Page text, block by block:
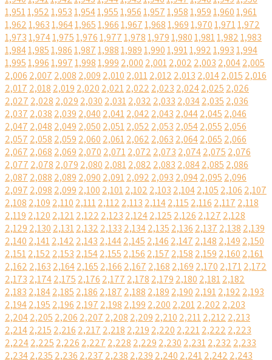
1,9511,9521,9531,9541,9551,9561,9571,9581,9591,9601,961
1,9621,9631,9641,9651,9661,9671,9681,9691,9701,9711,972
1,9731,9741,9751,9761,9771,9781,9791,9801,9811,9821,983
1,9841,9851,9861,9871,9881,9891,9901,9911,9921,9931,994
1,9951,9961,9971,9981,999 2,000 2,0012,002 2,003 2,0042,005
2,006 2,007 2,008 2,009 2,010 2,0112,012 2,013 2,0142,015 2,016
2,017 2,018 2,019 2,020 2,0212,022 2,023 2,0242,025 2,026
2,027 2,028 2,029 2,030 2,0312,032 2,033 2,0342,035 2,036
2,037 2,038 2,039 2,040 2,0412,042 2,043 2,0442,045 2,046
2,047 2,048 2,049 2,050 2,0512,052 2,053 2,0542,055 2,056
2,057 2,058 2,059 2,060 2,0612,062 2,063 2,0642,065 2,066
2,067 2,068 2,069 2,070 2,0712,072 2,073 2,0742,075 2,076
2,077 2,078 2,079 2,080 2,0812,082 2,083 2,0842,085 2,086
2,087 2,088 2,089 2,090 2,0912,092 2,093 2,0942,095 2,096
2,097 2,098 2,099 2,100 2,1012,102 2,103 2,1042,105 2,106 2,107
2,108 2,109 2,110 2,1112,112 2,113 2,1142,115 2,116 2,117 2,118
2,119 2,120 2,1212,122 2,123 2,1242,125 2,126 2,127 2,128
2,129 2,130 2,1312,132 2,133 2,1342,135 2,136 2,137 2,138 2,139
2,140 2,1412,142 2,143 2,1442,145 2,146 2,147 2,148 2,149 2,150
2,1512,152 2,153 2,1542,155 2,156 2,157 2,158 2,159 2,160 2,161
2,162 2,163 2,1642,165 2,166 2,167 2,168 2,169 2,170 2,1712,172
2,173 2,1742,175 2,176 2,177 2,178 2,179 2,180 2,1812,182
2,183 2,1842,185 2,186 2,187 2,188 2,189 2,190 2,1912,192 2,193
2,1942,195 2,196 2,197 2,198 2,199 2,200 2,2012,202 2,203
2,2042,205 2,206 2,207 2,208 2,209 2,210 2,2112,212 2,213
2,2142,215 2,216 2,217 2,218 2,219 2,220 2,2212,222 2,223
2,2242,225 2,226 2,227 2,228 2,229 2,230 2,2312,232 2,233
2,2342,235 2,236 2,237 2,238 2,239 2,240 2,2412,242 2,243